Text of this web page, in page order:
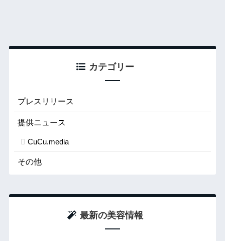
カテゴリー
プレスリリース
提供ニュース
CuCu.media
その他
最新の美容情報